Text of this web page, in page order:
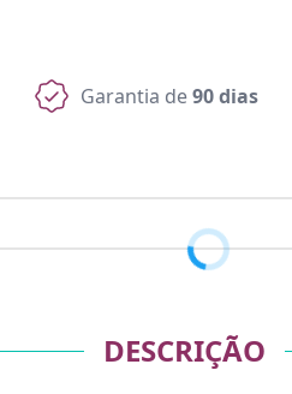
Garantia de90 dias
DESCRIÇÃO